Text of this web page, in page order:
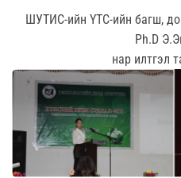
ШУТИС-ийн ҮТС-ийн багш,
Ph.D
нар илтгэл